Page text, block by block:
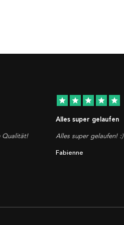
Qualität!
star star star star star
Alles super gelaufen
Alles super gelaufen! :)
Fabienne